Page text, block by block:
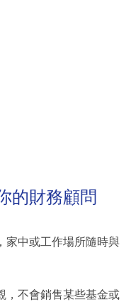
的財務顧問
家中或工作場所隨時與
，不會銷售某些基金或